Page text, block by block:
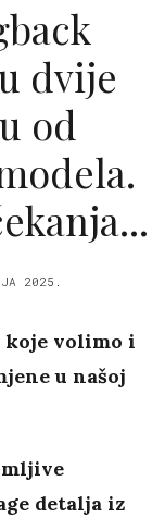
dvije
od
2025.
koje volimo i
u našoj
detalja iz